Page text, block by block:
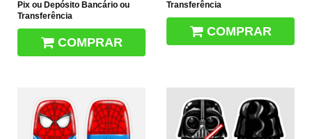
Pix ou Depósito Bancário ou
Transferência
COMPRAR
Transferência
COMPRAR